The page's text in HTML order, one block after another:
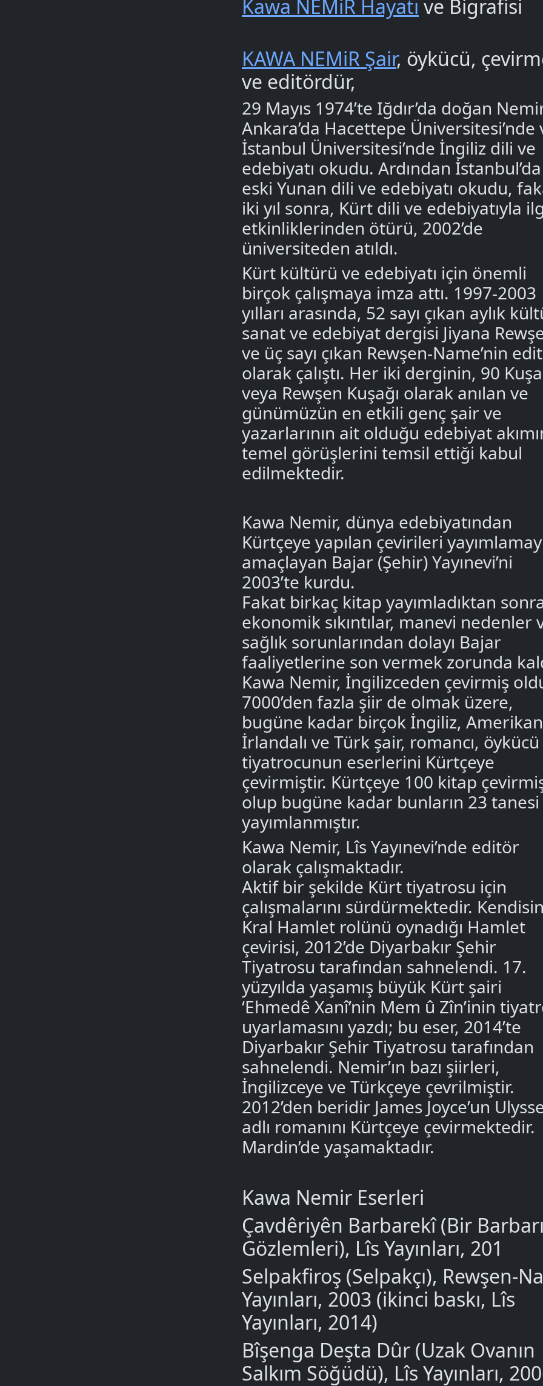
Kawa NEMiR Hayatı ve Bigrafisi
KAWA NEMiR Şair, öykücü,
ve editördür,
29 Mayıs 1974’te Iğdır’da doğan
Ankara’da Hacettepe Üniversitesi’nde
İstanbul Üniversitesi’nde İngiliz dili ve
edebiyatı okudu. Ardından İstanbul’da
eski Yunan dili ve edebiyatı okudu,
iki yıl sonra, Kürt dili ve edebiyatıyla
etkinliklerinden ötürü, 2002’de
üniversiteden atıldı.
Kürt kültürü ve edebiyatı için önemli
birçok çalışmaya imza attı. 1997-2003
yılları arasında, 52 sayı çıkan aylık
sanat ve edebiyat dergisi Jiyana
ve üç sayı çıkan Rewşen-Name’nin
olarak çalıştı. Her iki derginin, 90
veya Rewşen Kuşağı olarak anılan ve
günümüzün en etkili genç şair ve
yazarlarının ait olduğu edebiyat
temel görüşlerini temsil ettiği kabul
edilmektedir.
Kawa Nemir, dünya edebiyatından
Kürtçeye yapılan çevirileri
amaçlayan Bajar (Şehir) Yayınevi’ni
2003’te kurdu.
Fakat birkaç kitap yayımladıktan
ekonomik sıkıntılar, manevi nedenler
sağlık sorunlarından dolayı Bajar
faaliyetlerine son vermek zorunda
Kawa Nemir, İngilizceden çevirmiş
7000’den fazla şiir de olmak üzere,
bugüne kadar birçok İngiliz,
İrlandalı ve Türk şair, romancı,
tiyatrocunun eserlerini Kürtçeye
çevirmiştir. Kürtçeye 100 kitap
olup bugüne kadar bunların 23 tanesi
yayımlanmıştır.
Kawa Nemir, Lîs Yayınevi’nde editör
olarak çalışmaktadır.
Aktif bir şekilde Kürt tiyatrosu için
çalışmalarını sürdürmektedir.
Kral Hamlet rolünü oynadığı Hamlet
çevirisi, 2012’de Diyarbakır Şehir
Tiyatrosu tarafından sahnelendi. 17.
yüzyılda yaşamış büyük Kürt şairi
‘Ehmedê Xanî’nin Mem û Zîn’inin
uyarlamasını yazdı; bu eser, 2014’te
Diyarbakır Şehir Tiyatrosu tarafından
sahnelendi. Nemir’ın bazı şiirleri,
İngilizceye ve Türkçeye çevrilmiştir.
2012’den beridir James Joyce’un
adlı romanını Kürtçeye çevirmektedir.
Mardin’de yaşamaktadır.
Kawa Nemir Eserleri
Çavdêriyên Barbarekî (Bir
Gözlemleri), Lîs Yayınları, 201
Selpakfiroş (Selpakçı), Rewşen-
Yayınları, 2003 (ikinci baskı, Lîs
Yayınları, 2014)
Bîşenga Deşta Dûr (Uzak Ovanın
Salkım Söğüdü), Lîs Yayınları,